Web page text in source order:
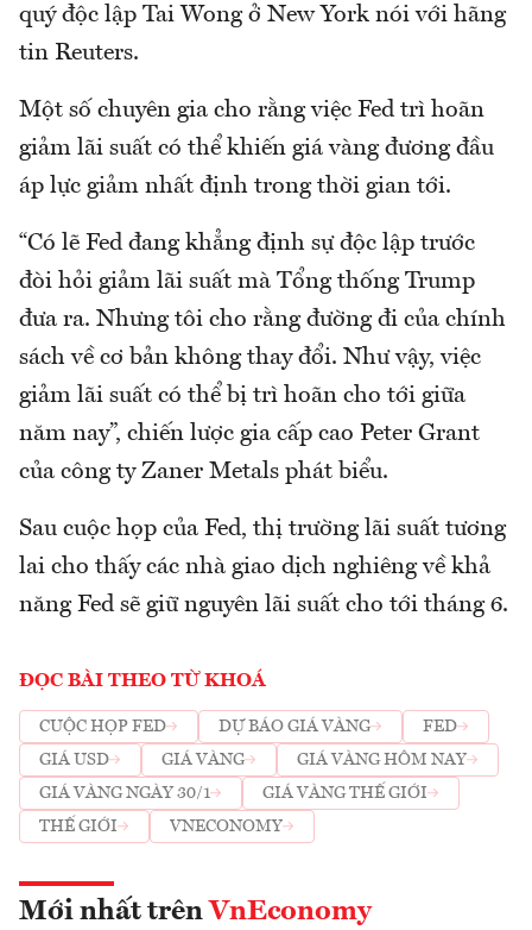
quý độc lập Tai Wong ở New York nói với hãng
tin Reuters.
Một số chuyên gia cho rằng việc Fed trì hoãn
giảm lãi suất có thể khiến giá vàng đương đầu
áp lực giảm nhất định trong thời gian tới.
“Có lẽ Fed đang khẳng định sự độc lập trước
đòi hỏi giảm lãi suất mà Tổng thống Trump
đưa ra. Nhưng tôi cho rằng đường đi của chính
sách về cơ bản không thay đổi. Như vậy, việc
giảm lãi suất có thể bị trì hoãn cho tới giữa
năm nay”, chiến lược gia cấp cao Peter Grant
của công ty Zaner Metals phát biểu.
Sau cuộc họp của Fed, thị trường lãi suất tương
lai cho thấy các nhà giao dịch nghiêng về khả
năng Fed sẽ giữ nguyên lãi suất cho tới tháng 6.
ĐỌC BÀI THEO TỪ KHOÁ
CUỘC HỌP FED DỰ BÁO GIÁ VÀNG
FED
GIÁ USD
GIÁ VÀNG
GIÁ VÀNG HÔM NAY
GIÁ VÀNG NGÀY 30/1
GIÁ VÀNG THẾ GIỚI
THẾ GIỚI
VNECONOMY
Mới nhất trên VnEconomy